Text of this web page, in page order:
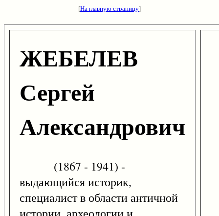
[На главную страницу]
ЖЕБЕЛЕВ
Сергей
Александрович
(1867 - 1941) -
выдающийся историк,
специалист в области античной